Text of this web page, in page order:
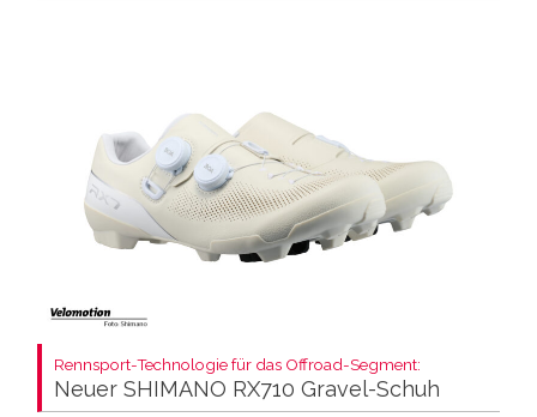
Rennsport-Technologie für das Offroad-Segment:
Neuer SHIMANO RX710 Gravel-Schuh